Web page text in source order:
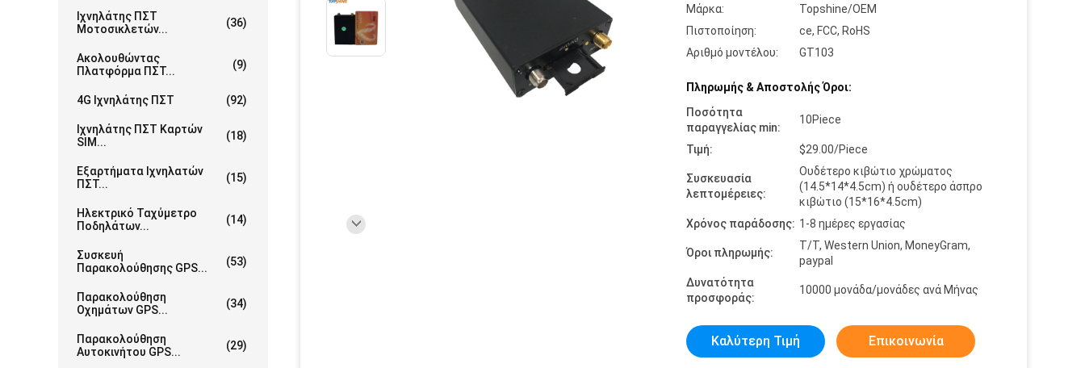
Ιχνηλάτης ΠΣΤ
Μοτοσικλετών...
(36)
Ακολουθώντας
Πλατφόρμα ΠΣΤ...
(9)
4G Ιχνηλάτης ΠΣΤ (92)
Ιχνηλάτης ΠΣΤ Καρτών
SIM...
(18)
Εξαρτήματα Ιχνηλατών
ΠΣΤ...
(15)
Ηλεκτρικό Ταχύμετρο
Ποδηλάτων...
(14)
Συσκευή
Παρακολούθησης GPS...
(53)
Παρακολούθηση
Οχημάτων GPS...
(34)
Παρακολούθηση
Αυτοκινήτου GPS...
(29)
Μάρκα:
Topshine/OEM
Πιστοποίηση:
ce, FCC, RoHS
Αριθμό μοντέλου:
GT103
Πληρωμής & Αποστολής Όροι:
Ποσότητα
παραγγελίας min:
10Piece
Τιμή: $29.00/Piece
Συσκευασία
λεπτομέρειες:
Ουδέτερο κιβώτιο χρώματος
(14.5*14*4.5cm) ή ουδέτερο άσπρο
κιβώτιο (15*16*4.5cm)
Χρόνος παράδοσης: 1-8 ημέρες εργασίας
Όροι πληρωμής:
T/T, Western Union, MoneyGram,
paypal
Δυνατότητα
προσφοράς:
10000 μονάδα/μονάδες ανά Μήνας
Καλύτερη Τιμή Επικοινωνία